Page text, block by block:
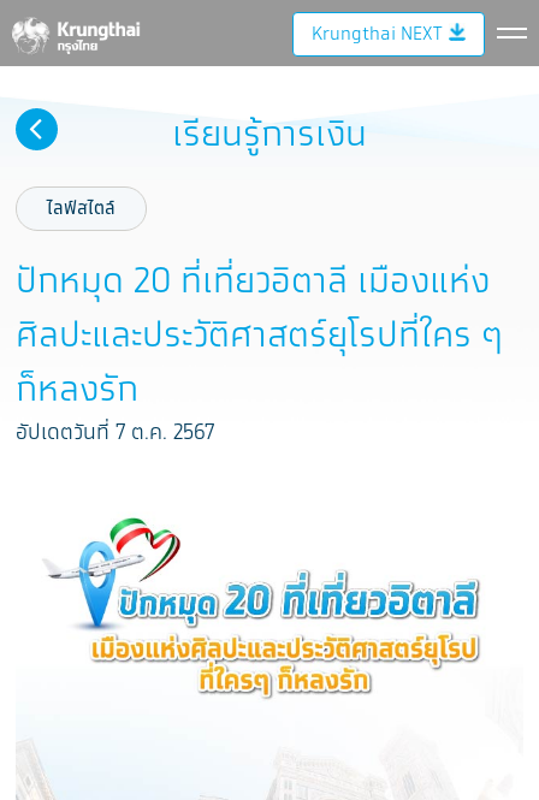
Krungthai NEXT
เรียนรู้การเงิน
ไลฟ์สไตล์
ปักหมุด 20 ที่เที่ยวอิตาลี เมืองแห่ง
ศิลปะและประวัติศาสตร์ยุโรปที่ใคร ๆ
ก็หลงรัก
อัปเดตวันที่ 7 ต.ค. 2567